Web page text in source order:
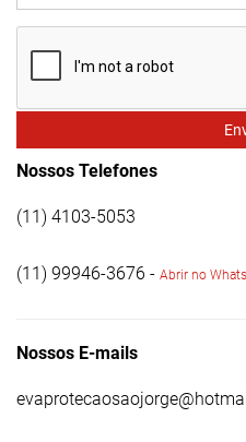
Nossos Telefones
(11) 4103-5053
(11) 99946-3676 - Abrir no
Nossos E-mails